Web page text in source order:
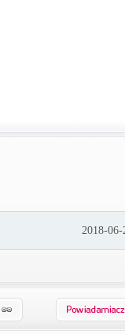
2018-06-